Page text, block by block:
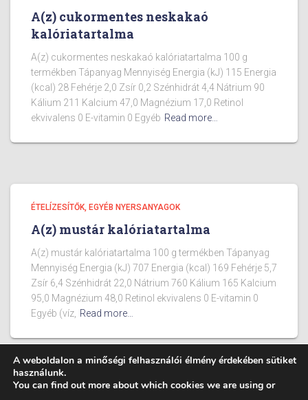
A(z) cukormentes neskakaó
kalóriatartalma
A(z) cukormentes neskakaó kalóriatartalma 100 g
termékben Tápanyag Mennyiség Energia (kJ) 115 Energia
(kcal) 28 Fehérje 2,0 Zsír 0,2 Szénhidrát 4,4 Nátrium 90
Kálium 211 Kalcium 47,0 Magnézium 17,0 Retinol
ekvivalens 0 E-vitamin 0 Egyéb Read more…
ÉTELÍZESÍTŐK, EGYÉB NYERSANYAGOK
A(z) mustár kalóriatartalma
A(z) mustár kalóriatartalma 100 g termékben Tápanyag
Mennyiség Energia (kJ) 707 Energia (kcal) 169 Fehérje 5,7
Zsír 6,4 Szénhidrát 22,0 Nátrium 760 Kálium 165 Kalcium
95,0 Magnézium 48,0 Retinol ekvivalens 0 E-vitamin 0
Egyéb (víz, Read more…
A weboldalon a minőségi felhasználói élmény érdekében sütiket
használunk.
You can find out more about which cookies we are using or